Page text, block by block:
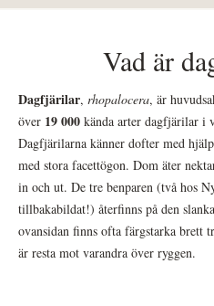
Vad är
Dagfjärilar, rhopalocera, är
över 19 000 kända arter dagfjärilar i
Dagfjärilarna känner dofter med
med stora facettögon. Dom äter
in och ut. De tre benparen (två hos
tillbakabildat!) återfinns på den
ovansidan finns ofta färgstarka brett
är resta mot varandra över ryggen.